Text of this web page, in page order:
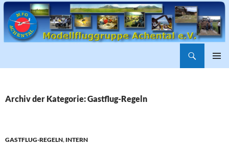
Archiv der Kategorie: Gastflug-Regeln
GASTFLUG-REGELN, INTERN